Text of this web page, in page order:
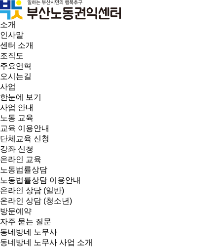
소개
인사말
센터 소개
조직도
주요연혁
오시는길
사업
한눈에 보기
사업 안내
노동 교육
교육 이용안내
단체교육 신청
강좌 신청
온라인 교육
노동법률상담
노동법률상담 이용안내
온라인 상담 (일반)
온라인 상담 (청소년)
방문예약
자주 묻는 질문
동네방네 노무사
동네방네 노무사 사업 소개